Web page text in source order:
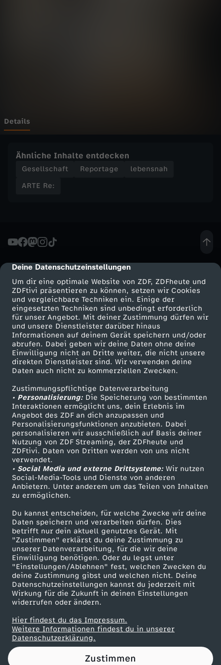
cmp-dialog-description
Deine Datenschutzeinstellungen
Um dir eine optimale Website von ZDF, ZDFheute und
ZDFtivi präsentieren zu können, setzen wir Cookies
und vergleichbare Techniken ein. Einige der
eingesetzten Techniken sind unbedingt erforderlich
für unser Angebot. Mit deiner Zustimmung dürfen wir
und unsere Dienstleister darüber hinaus
Informationen auf deinem Gerät speichern und/oder
abrufen. Dabei geben wir deine Daten ohne deine
Einwilligung nicht an Dritte weiter, die nicht unsere
direkten Dienstleister sind. Wir verwenden deine
Daten auch nicht zu kommerziellen Zwecken.
Zustimmungspflichtige Datenverarbeitung
• Personalisierung:Die Speicherung von bestimmten
Interaktionen ermöglicht uns, dein Erlebnis im
Angebot des ZDF an dich anzupassen und
Personalisierungsfunktionen anzubieten. Dabei
personalisieren wir ausschließlich auf Basis deiner
Nutzung von ZDF Streaming, der ZDFheute und
ZDFtivi. Daten von Dritten werden von uns nicht
verwendet.
• Social Media und externe Drittsysteme:Wir nutzen
Social-Media-Tools und Dienste von anderen
Anbietern. Unter anderem um das Teilen von Inhalten
zu ermöglichen.
Du kannst entscheiden, für welche Zwecke wir deine
Daten speichern und verarbeiten dürfen. Dies
betrifft nur dein aktuell genutztes Gerät. Mit
"Zustimmen" erklärst du deine Zustimmung zu
unserer Datenverarbeitung, für die wir deine
Einwilligung benötigen. Oder du legst unter
"Einstellungen/Ablehnen" fest, welchen Zwecken du
deine Zustimmung gibst und welchen nicht. Deine
Datenschutzeinstellungen kannst du jederzeit mit
Wirkung für die Zukunft in deinen Einstellungen
widerrufen oder ändern.
Hier findest du das Impressum.
Weitere Informationen findest du in unserer
Datenschutzerklärung.
Zustimmen
e
n
s
k
a
n
a
-
A
u
s
w
a
n
d
e
r
e
r
ä
Details
Ähnliche Inhalte entdecken
Gesellschaft Reportage
lebensnah
ARTE Re:
Mehr ZDF
ZDF-Apps
Smart TV
ZDFtext
Livestreams
Sendungen A-Z
TV-Programm
Service
ZDFmitreden
Kontakt zum ZDF
Tickets
Zuschauerservice
Hilfe
ZDF Unternehmen
Karriere
ZDF goes Schule
Werbefernsehen
Mainzelmännchen
Partner